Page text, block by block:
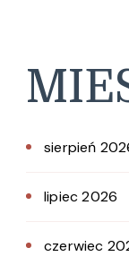
sierpień
lipiec 2026
czerwiec